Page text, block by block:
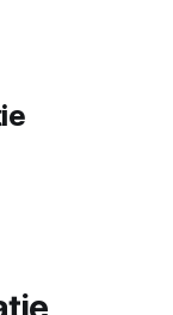
pas. Apoi ceva,